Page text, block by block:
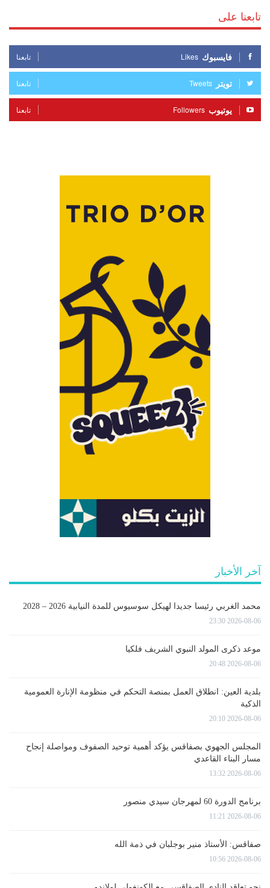
تابعنا على
فايسبوك Likes تابعنا
تويتر Tweets تابعنا
يوتيوب Followers تابعنا
آخر الأخبار
محمد الغربي رئيسا جديدا لهيكل سوسيوس للمدة النيابية 2026 – 2028
2026-08-06 23:30
موعد ذكرى المولد النبوي الشريف فلكيا
2026-08-06 20:48
بلدية العين: انطلاق العمل بمنصة التحكم في منظومة الإنارة العمومية
الذكية
2026-08-06 20:10
المجلس الجهوي بصفاقس يؤكد أهمية توحيد الصفوف ومواصلة إنجاح
مسار البناء القاعدي
2026-08-06 13:32
برنامج الدورة 60 لمهرجان سيدي منصور
2026-08-06 11:21
صفاقس: الأستاذ منير بوجلبان في ذمة الله
2026-08-06 10:56